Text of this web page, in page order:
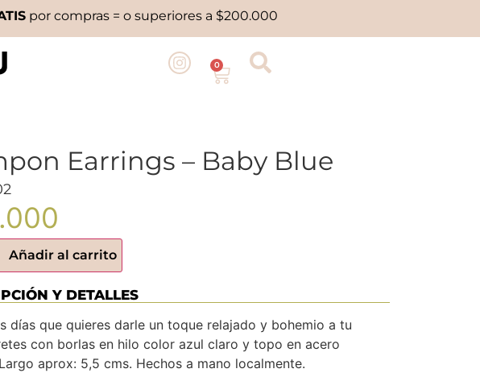
por compras = o superiores a $200.000
0
Earrings – Baby Blue
Añadir al carrito
Y DETALLES
días que quieres darle un toque relajado y bohemio a tu
con borlas en hilo color azul claro y topo en acero
aprox: 5,5 cms. Hechos a mano localmente.